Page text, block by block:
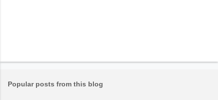
Popular posts from this blog